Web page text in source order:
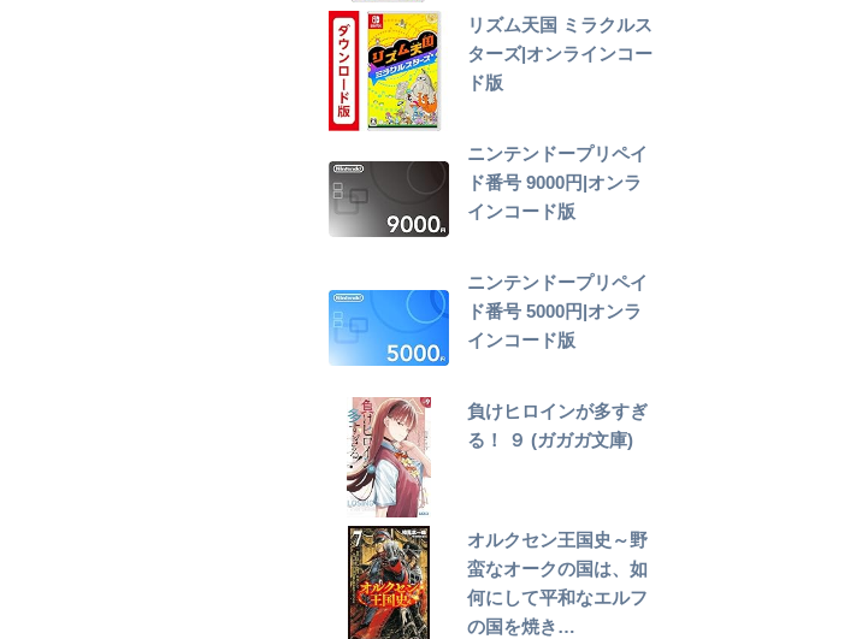
リズム天国 ミラクルス
ターズ|オンラインコー
ド版
ニンテンドープリペイ
ド番号 9000円|オンラ
インコード版
ニンテンドープリペイ
ド番号 5000円|オンラ
インコード版
負けヒロインが多すぎ
る！ ９ (ガガガ文庫)
オルクセン王国史～野
蛮なオークの国は、如
何にして平和なエルフ
の国を焼き…